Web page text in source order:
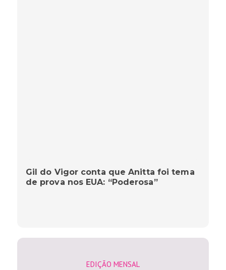
Gil do Vigor conta que Anitta foi tema
de prova nos EUA: “Poderosa”
EDIÇÃO MENSAL